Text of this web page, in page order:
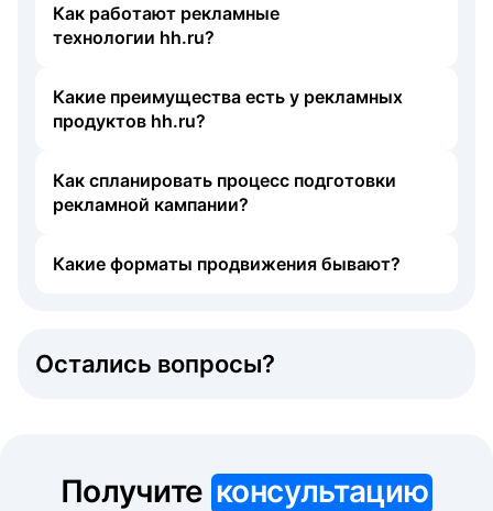
Как работают рекламные
технологии hh.ru?
Какие преимущества есть у рекламных
продуктов hh.ru?
Как спланировать процесс подготовки
рекламной кампании?
Какие форматы продвижения бывают?
Остались вопросы?
Получите консультацию